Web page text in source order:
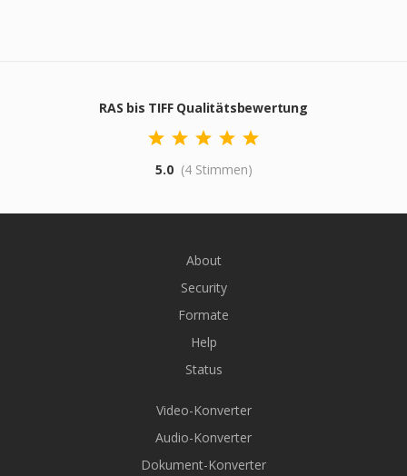
RAS bis TIFF Qualitätsbewertung
5.0 (4 Stimmen)
About
Security
Formate
Help
Status
Video-Konverter
Audio-Konverter
Dokument-Konverter